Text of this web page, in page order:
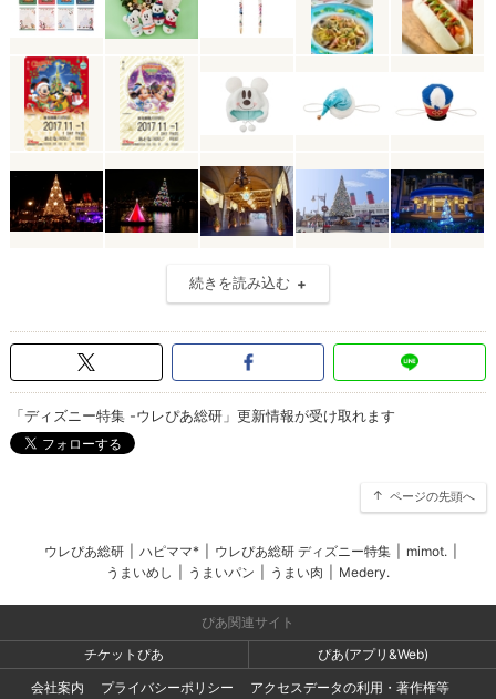
続きを読み込む
「ディズニー特集 -ウレぴあ総研」更新情報が受け取れます
ページの先頭へ
ウレぴあ総研 ハピママ* ウレぴあ総研 ディズニー特集 mimot.
うまいめし
うまいパン うまい肉 Medery.
ぴあ関連サイト
チケットぴあ
ぴあ(アプリ&Web)
会社案内
プライバシーポリシー アクセスデータの利用・著作権等